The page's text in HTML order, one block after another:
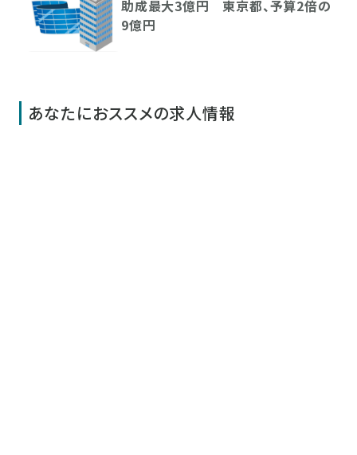
助成最大3億円 東京都、予算2倍の
9億円
あなたにおススメの求人情報